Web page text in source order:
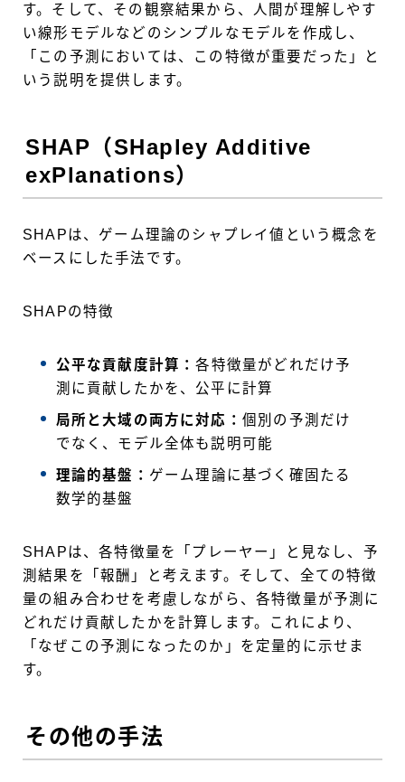
す。そして、その観察結果から、人間が理解しやす
い線形モデルなどのシンプルなモデルを作成し、
「この予測においては、この特徴が重要だった」と
いう説明を提供します。
SHAP（SHapley Additive
exPlanations）
SHAPは、ゲーム理論のシャプレイ値という概念を
ベースにした手法です。
SHAPの特徴
公平な貢献度計算：各特徴量がどれだけ予
測に貢献したかを、公平に計算
局所と大域の両方に対応： 個別の予測だけ
でなく、モデル全体も説明可能
理論的基盤： ゲーム理論に基づく確固たる
数学的基盤
SHAPは、各特徴量を「プレーヤー」と見なし、予
測結果を「報酬」と考えます。そして、全ての特徴
量の組み合わせを考慮しながら、各特徴量が予測に
どれだけ貢献したかを計算します。これにより、
「なぜこの予測になったのか」を定量的に示せま
す。
その他の手法